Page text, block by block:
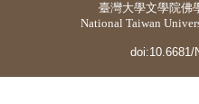
臺灣大學文學院佛
National Taiwan
doi:10.6681/